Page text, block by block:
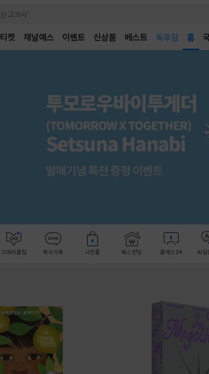
채널예스 이벤트 신상품 베스트
어린이
독후감
홈
티켓
크레마클럽 독서기록 사은품 예스펀딩 클래스24 AI일